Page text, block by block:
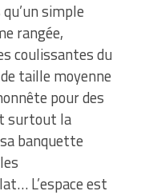
simple
rangée,
coulissantes du
taille moyenne
pour des
surtout la
banquette
L’espace est